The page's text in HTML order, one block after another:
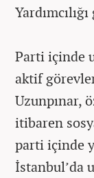
Parti içinde
aktif
Uzunpınar,
itibaren
parti içinde
İstanbul’da